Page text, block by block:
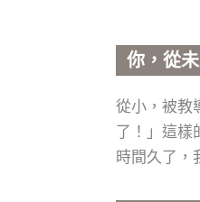
你，從
從小，被教
了！」這樣
時間久了，